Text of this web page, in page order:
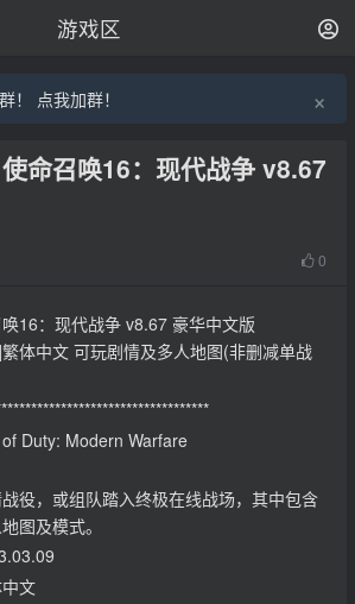
游戏区
！ 点我加群！
×
使命召唤16：现代战争 v8.67
0
唤16：现代战争 v8.67 豪华中文版
体中文 可玩剧情及多人地图(非删减单战
of Duty: Modern Warfare
役，或组队踏入终极在线战场，其中包含
图及模式。
文